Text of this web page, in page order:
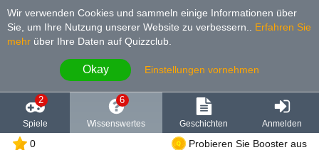
Wir verwenden Cookies und sammeln einige Informationen über
Sie, um Ihre Nutzung unserer Website zu verbessern.
Erfahren Sie
mehr über Ihre Daten auf Quizzclub.
Okay Einstellungen vornehmen
2
Spiele
6
Wissenswertes Geschichten Anmelden
0 Probieren Sie Booster aus